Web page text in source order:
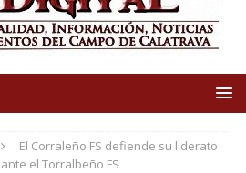
El Corraleño FS defiende su liderato
el Torralbeño FS